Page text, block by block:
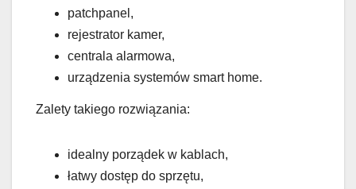
patchpanel,
rejestrator kamer,
centrala alarmowa,
urządzenia systemów smart home.
Zalety takiego rozwiązania:
idealny porządek w kablach,
łatwy dostęp do sprzętu,